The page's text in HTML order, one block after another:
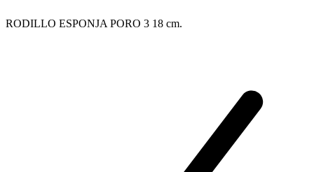
RODILLO ESPONJA PORO 3 18 cm.